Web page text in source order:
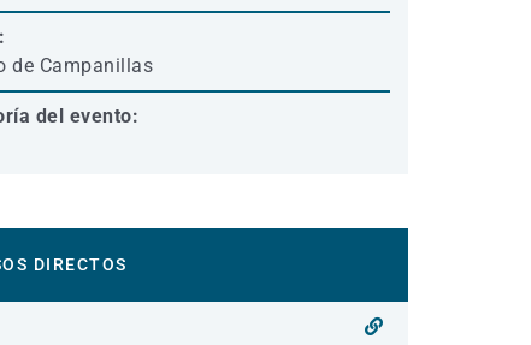
de Campanillas
del evento:
DIRECTOS